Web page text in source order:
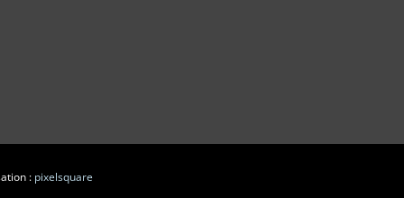
: pixelsquare